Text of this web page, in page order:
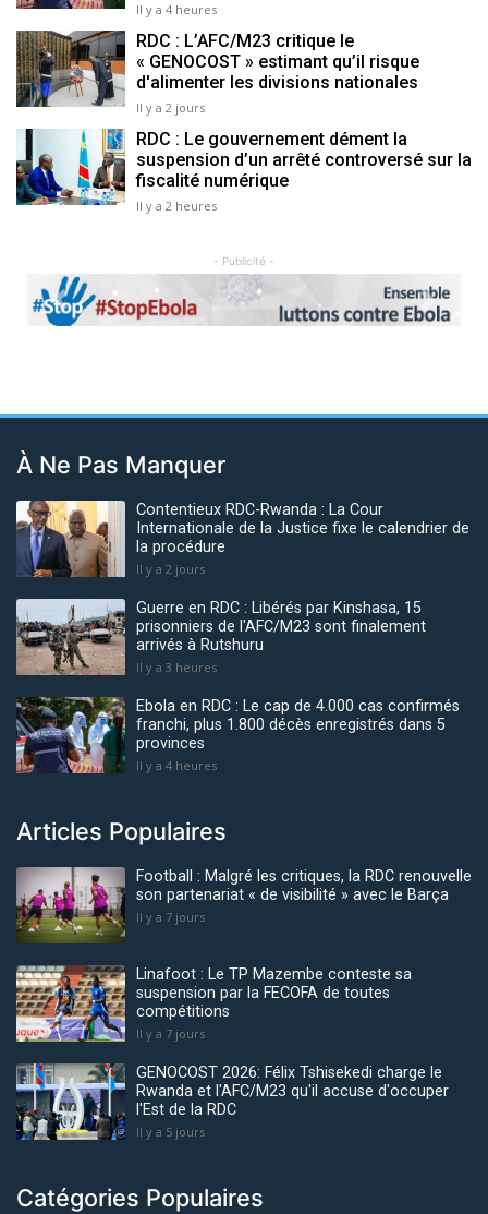
Il y a 4 heures
RDC : L’AFC/M23 critique le
« GENOCOST » estimant qu’il risque
d'alimenter les divisions nationales
Il y a 2 jours
RDC : Le gouvernement dément la
suspension d’un arrêté controversé sur la
fiscalité numérique
Il y a 2 heures
- Publicité -
Previous Next
À Ne Pas Manquer
Contentieux RDC-Rwanda : La Cour
Internationale de la Justice fixe le calendrier de
la procédure
Il y a 2 jours
Guerre en RDC : Libérés par Kinshasa, 15
prisonniers de l'AFC/M23 sont finalement
arrivés à Rutshuru
Il y a 3 heures
Ebola en RDC : Le cap de 4.000 cas confirmés
franchi, plus 1.800 décès enregistrés dans 5
provinces
Il y a 4 heures
Articles Populaires
Football : Malgré les critiques, la RDC renouvelle
son partenariat « de visibilité » avec le Barça
Il y a 7 jours
Linafoot : Le TP Mazembe conteste sa
suspension par la FECOFA de toutes
compétitions
Il y a 7 jours
GENOCOST 2026: Félix Tshisekedi charge le
Rwanda et l'AFC/M23 qu'il accuse d'occuper
l'Est de la RDC
Il y a 5 jours
Catégories Populaires